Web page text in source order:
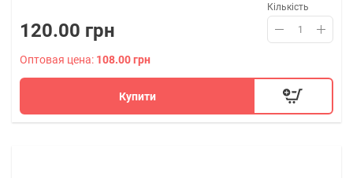
120.00 грн
Кількість
Оптовая цена: 108.00 грн
Купити